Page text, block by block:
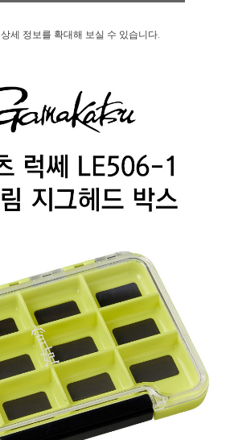
상세 정보를 확대해 보실 수 있습니다.